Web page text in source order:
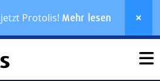
Protolis! Mehr lesen